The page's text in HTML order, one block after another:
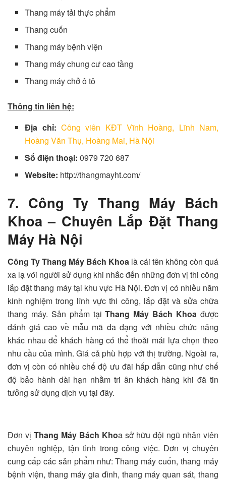
Thang máy tải thực phẩm
Thang cuốn
Thang máy bệnh viện
Thang máy chung cư cao tầng
Thang máy chở ô tô
Thông tin liên hệ:
Địa chỉ: Công viên KĐT Vĩnh Hoàng, Lĩnh Nam,
Hoàng Văn Thụ, Hoàng Mai, Hà Nội
Số điện thoại: 0979 720 687
Website: http://thangmayht.com/
7. Công Ty Thang Máy Bách
Khoa – Chuyên Lắp Đặt Thang
Máy Hà Nội
Công Ty Thang Máy Bách Khoa là cái tên không còn quá
xa lạ với người sử dụng khi nhắc đến những đơn vị thi công
lắp đặt thang máy tại khu vực Hà Nội. Đơn vị có nhiều năm
kinh nghiệm trong lĩnh vực thi công, lắp đặt và sửa chữa
thang máy. Sản phẩm tạiThang Máy Bách Khoa được
đánh giá cao về mẫu mã đa dạng với nhiều chức năng
khác nhau để khách hàng có thể thoải mái lựa chọn theo
nhu cầu của mình. Giá cả phù hợp với thị trường. Ngoài ra,
đơn vị còn có nhiều chế độ ưu đãi hấp dẫn cũng như chế
độ bảo hành dài hạn nhằm tri ân khách hàng khi đã tin
tưởng sử dụng dịch vụ tại đây.
Đơn vị Thang Máy Bách Khoa sở hữu đội ngũ nhân viên
chuyên nghiệp, tận tình trong công việc. Đơn vị chuyên
cung cấp các sản phẩm như: Thang máy cuốn, thang máy
bệnh viện, thang máy gia đình, thang máy quan sát, thang